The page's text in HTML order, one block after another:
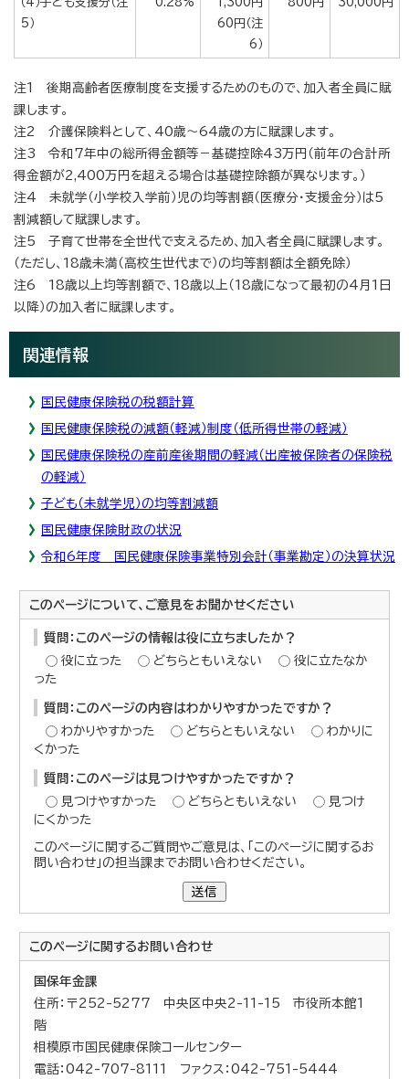
5）
60円（注
6）
注1 後期高齢者医療制度を支援するためのもので、加入者全員に賦
課します。
注2 介護保険料として、40歳〜64歳の方に賦課します。
注3 令和7年中の総所得金額等－基礎控除43万円（前年の合計所
得金額が2,400万円を超える場合は基礎控除額が異なります。）
注4 未就学（小学校入学前）児の均等割額（医療分・支援金分）は5
割減額して賦課します。
注5 子育て世帯を全世代で支えるため、加入者全員に賦課します。
（ただし、18歳未満（高校生世代まで）の均等割額は全額免除）
注6 18歳以上均等割額で、18歳以上（18歳になって最初の4月1日
以降）の加入者に賦課します。
関連情報
国民健康保険税の税額計算
国民健康保険税の減額（軽減）制度（低所得世帯の軽減）
国民健康保険税の産前産後期間の軽減（出産被保険者の保険税
の軽減）
子ども（未就学児）の均等割減額
国民健康保険財政の状況
令和6年度 国民健康保険事業特別会計（事業勘定）の決算状況
このページについて、ご意見をお聞かせください
質問：このページの情報は役に立ちましたか？
役に立った
どちらともいえない
役に立たなか
った
質問：このページの内容はわかりやすかったですか？
わかりやすかった
どちらともいえない
わかりに
くかった
質問：このページは見つけやすかったですか？
見つけやすかった
どちらともいえない
見つけ
にくかった
このページに関するご質問やご意見は、「このページに関するお
問い合わせ」の担当課までお問い合わせください。
送信
このページに関するお問い合わせ
国保年金課
住所：〒252-5277 中央区中央2-11-15 市役所本館1
階
相模原市国民健康保険コールセンター
電話：042-707-8111 ファクス：042-751-5444